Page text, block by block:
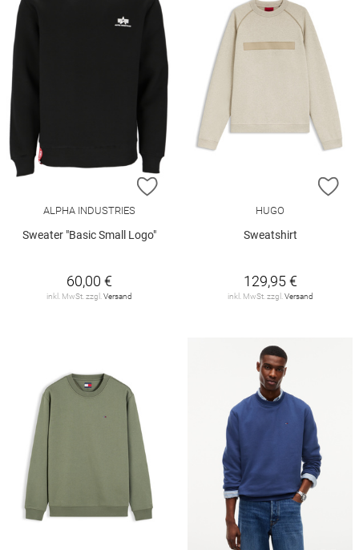
ZUR WUNSCHLISTE HINZUFÜGEN
ALPHA INDUSTRIES
Sweater "Basic Small Logo"
60,00 €
inkl. MwSt. zzgl.Versand
HUGO
Sweatshirt
129,95 €
inkl. MwSt. zzgl.Versand